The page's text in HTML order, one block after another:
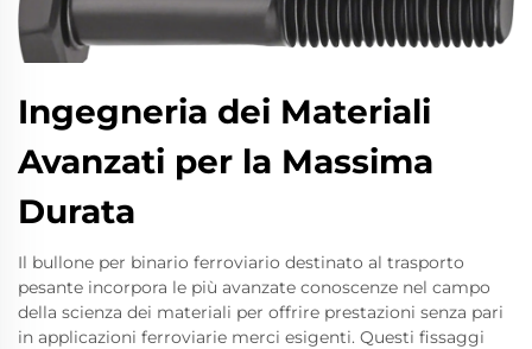
Ingegneria dei Materiali
Avanzati per la Massima
Durata
Il bullone per binario ferroviario destinato al trasporto
pesante incorpora le più avanzate conoscenze nel campo
della scienza dei materiali per offrire prestazioni senza pari
in applicazioni ferroviarie merci esigenti. Questi fissaggi